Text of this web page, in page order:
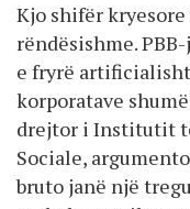
Kjo shifër
rëndësishme.
e fryrë artificialisht
korporatave
drejtor i Institutit
Sociale,
bruto janë një